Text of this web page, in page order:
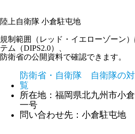
陸上自衛隊 小倉駐屯地
規制範囲（レッド・イエローゾーン
テム（DIPS2.0）、
防衛省の公開資料で確認できます。
防衛省・自衛隊 自衛隊の
覧
所在地：福岡県北九州市小
一号
問い合わせ先：小倉駐屯地